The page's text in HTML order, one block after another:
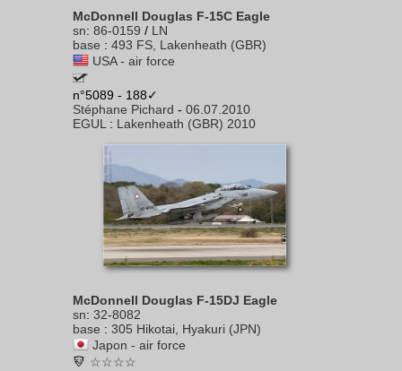
McDonnell Douglas F-15C Eagle
sn: 86-0159 / LN
base : 493 FS, Lakenheath (GBR)
USA - air force
n°5089 - 188✓
Stéphane Pichard - 06.07.2010
EGUL : Lakenheath (GBR) 2010
McDonnell Douglas F-15DJ Eagle
sn: 32-8082
base : 305 Hikotai, Hyakuri (JPN)
Japon - air force
☆☆☆☆